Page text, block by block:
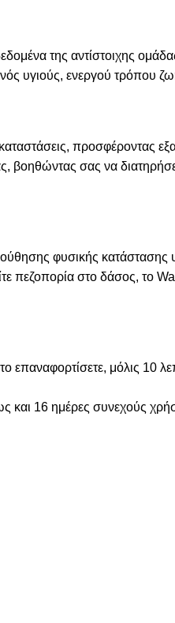
της αντίστοιχης
υγιούς, ενεργού τρόπου
προσφέροντας
βοηθώντας σας να
φυσικής
πεζοπορία στο δάσος, το
μόλις 10
και 16 ημέρες συνεχούς